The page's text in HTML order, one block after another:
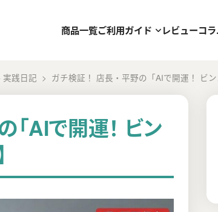
商品一覧ご利用ガイド レビューコ
践日記 ガチ検証！ 店長・平野の「AIで開運！ ビン
「AIで開運！ ビン